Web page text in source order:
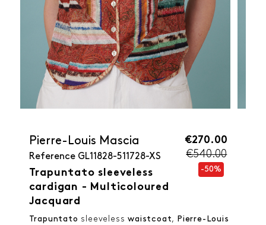
Pierre-Louis Mascia
Reference GL11828-511728-XS
Trapuntato sleeveless
cardigan - Multicoloured
Jacquard
€270.00
€540.00
-50%
Trapuntato sleevelesswaistcoat, Pierre-Louis